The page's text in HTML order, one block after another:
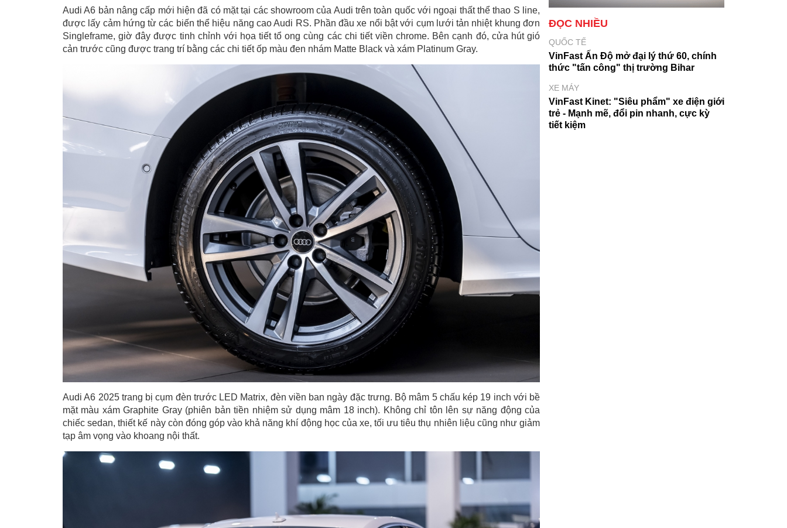
Audi A6 bản nâng cấp mới hiện đã có mặt tại các showroom của Audi trên toàn quốc với ngoại thất thể thao S line,
được lấy cảm hứng từ các biến thể hiệu năng cao Audi RS. Phần đầu xe nổi bật với cụm lưới tản nhiệt khung đơn
Singleframe, giờ đây được tinh chỉnh với họa tiết tổ ong cùng các chi tiết viền chrome. Bên cạnh đó, cửa hút gió
cản trước cũng được trang trí bằng các chi tiết ốp màu đen nhám Matte Black và xám Platinum Gray.
Audi A6 2025 trang bị cụm đèn trước LED Matrix, đèn viền ban ngày đặc trưng. Bộ mâm 5 chấu kép 19 inch với bề
mặt màu xám Graphite Gray (phiên bản tiền nhiệm sử dụng mâm 18 inch). Không chỉ tôn lên sự năng động của
chiếc sedan, thiết kế này còn đóng góp vào khả năng khí động học của xe, tối ưu tiêu thụ nhiên liệu cũng như giảm
tạp âm vọng vào khoang nội thất.
ĐỌC NHIỀU
QUỐC TẾ
VinFast Ấn Độ mở đại lý thứ 60, chính
thức "tấn công" thị trường Bihar
XE MÁY
VinFast Kinet: "Siêu phẩm" xe điện giới
trẻ - Mạnh mẽ, đổi pin nhanh, cực kỳ
tiết kiệm